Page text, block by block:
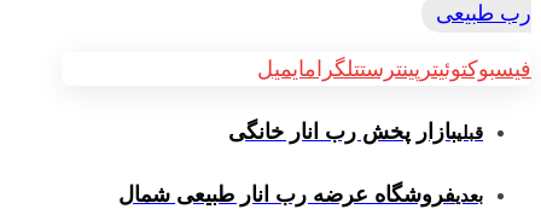
رب طبیعی
فیسبوکتوئیتر پینترستتلگرامایمیل
قبلیبازار پخش رب انار خانگی
بعدیفروشگاه عرضه رب انار طبیعی شمال